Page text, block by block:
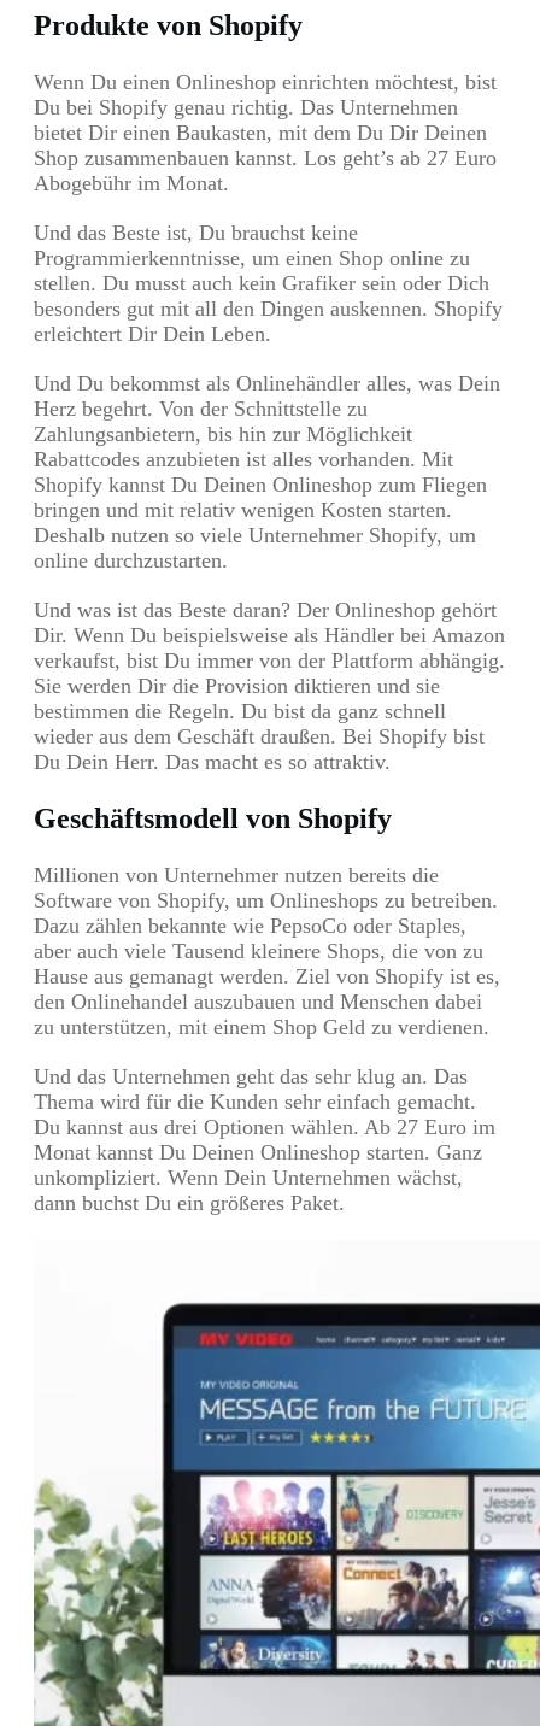
Produkte von Shopify
Wenn Du einen Onlineshop einrichten möchtest, bist
Du bei Shopify genau richtig. Das Unternehmen
bietet Dir einen Baukasten, mit dem Du Dir Deinen
Shop zusammenbauen kannst. Los geht’s ab 27 Euro
Abogebühr im Monat.
Und das Beste ist, Du brauchst keine
Programmierkenntnisse, um einen Shop online zu
stellen. Du musst auch kein Grafiker sein oder Dich
besonders gut mit all den Dingen auskennen. Shopify
erleichtert Dir Dein Leben.
Und Du bekommst als Onlinehändler alles, was Dein
Herz begehrt. Von der Schnittstelle zu
Zahlungsanbietern, bis hin zur Möglichkeit
Rabattcodes anzubieten ist alles vorhanden. Mit
Shopify kannst Du Deinen Onlineshop zum Fliegen
bringen und mit relativ wenigen Kosten starten.
Deshalb nutzen so viele Unternehmer Shopify, um
online durchzustarten.
Und was ist das Beste daran? Der Onlineshop gehört
Dir. Wenn Du beispielsweise als Händler bei Amazon
verkaufst, bist Du immer von der Plattform abhängig.
Sie werden Dir die Provision diktieren und sie
bestimmen die Regeln. Du bist da ganz schnell
wieder aus dem Geschäft draußen. Bei Shopify bist
Du Dein Herr. Das macht es so attraktiv.
Geschäftsmodell von Shopify
Millionen von Unternehmer nutzen bereits die
Software von Shopify, um Onlineshops zu betreiben.
Dazu zählen bekannte wie PepsoCo oder Staples,
aber auch viele Tausend kleinere Shops, die von zu
Hause aus gemanagt werden. Ziel von Shopify ist es,
den Onlinehandel auszubauen und Menschen dabei
zu unterstützen, mit einem Shop Geld zu verdienen.
Und das Unternehmen geht das sehr klug an. Das
Thema wird für die Kunden sehr einfach gemacht.
Du kannst aus drei Optionen wählen. Ab 27 Euro im
Monat kannst Du Deinen Onlineshop starten. Ganz
unkompliziert. Wenn Dein Unternehmen wächst,
dann buchst Du ein größeres Paket.